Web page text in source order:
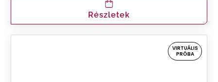
Részletek
VIRTUÁLIS
PRÓBA